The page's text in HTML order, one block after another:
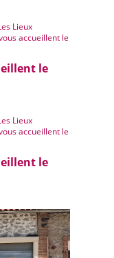
le
Lieux
accueillent le
le
Lieux
accueillent le